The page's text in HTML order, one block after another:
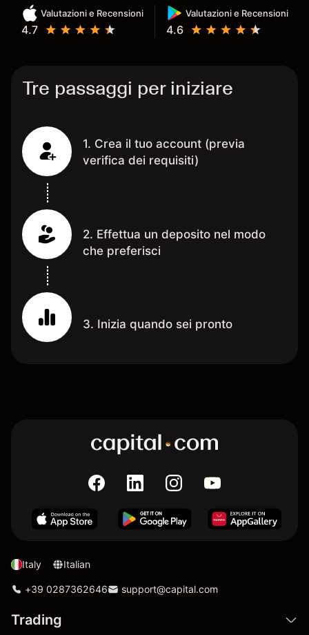
Valutazioni e Recensioni
4.7
Valutazioni e Recensioni
4.6
Tre passaggi per iniziare
1. Crea il tuo account (previa
verifica dei requisiti)
2. Effettua un deposito nel modo
che preferisci
3. Inizia quando sei pronto
Italy Italian
+39 0287362646 support@capital.com
Trading